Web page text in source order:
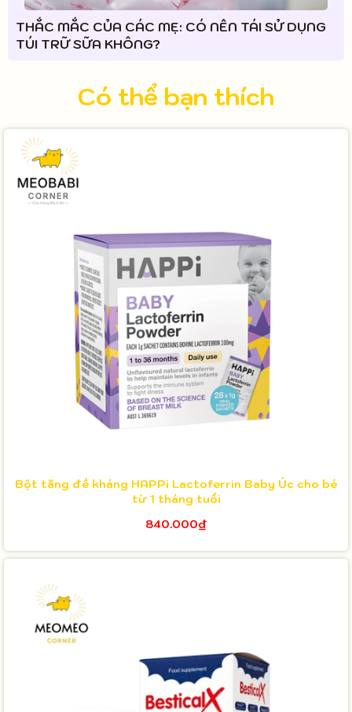
THẮC MẮC CỦA CÁC MẸ: CÓ NÊN TÁI SỬ DỤNG
TÚI TRỮ SỮA KHÔNG?
Có thể bạn thích
Bột tăng đề kháng HAPPi Lactoferrin Baby Úc cho bé
từ 1 tháng tuổi
840.000₫